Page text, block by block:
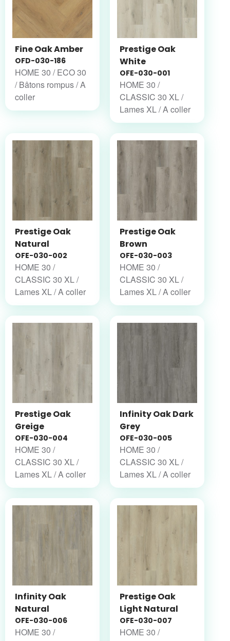
Fine Oak Amber
OFD-030-186
HOME 30 / ECO 30
/ Bâtons rompus / A
coller
Prestige Oak
White
OFE-030-001
HOME 30 /
CLASSIC 30 XL /
Lames XL / A coller
Prestige Oak
Natural
OFE-030-002
HOME 30 /
CLASSIC 30 XL /
Lames XL / A coller
Prestige Oak
Brown
OFE-030-003
HOME 30 /
CLASSIC 30 XL /
Lames XL / A coller
Prestige Oak
Greige
OFE-030-004
HOME 30 /
CLASSIC 30 XL /
Lames XL / A coller
Infinity Oak Dark
Grey
OFE-030-005
HOME 30 /
CLASSIC 30 XL /
Lames XL / A coller
Infinity Oak
Natural
OFE-030-006
HOME 30 /
Prestige Oak
Light Natural
OFE-030-007
HOME 30 /